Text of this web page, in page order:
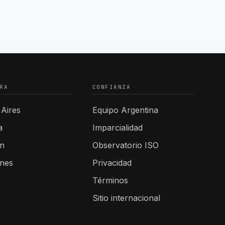
CONFIANZA
Equipo Argentina
Imparcialidad
Observatorio ISO
Privacidad
Términos
Sitio internacional